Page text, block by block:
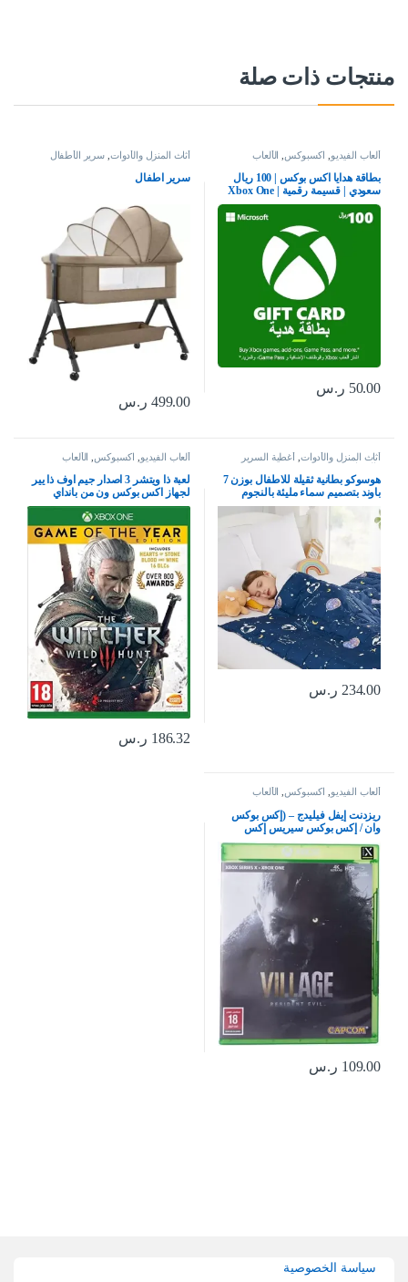
منتجات ذات صلة
ألعاب الفيديو اكسبوكس الألعاب
بطاقة هدايا اكس بوكس | 100 ريال
سعودي | قسيمة رقمية | Xbox One
سلسلة S | X وويندوز | (كود التحميل)
– حساب المملكة العربية السعودية
50.00 ر.س
أثاث المنزل والأدوات سرير الأطفال
سرير اطفال
499.00 ر.س
أثاث المنزل والأدوات أغطية السرير
والوسائد
هوسوكو بطانية ثقيلة للاطفال بوزن 7
باوند بتصميم سماء مليئة بالنجوم
باللون الكحلي، بطانية ثقيلة للاطفال
الصغار، بطانية ثقيلة للاطفال الصغار
(41 × 60 انش، 7 باوند)
234.00 ر.س
ألعاب الفيديو اكسبوكس الألعاب
لعبة ذا ويتشر 3 اصدار جيم اوف ذا يير
لجهاز اكس بوكس ون من بانداي
186.32 ر.س
ألعاب الفيديو, اكسبوكس, الألعاب
ريزدنت إيفل فيليدج – (إكس بوكس
وان / إكس بوكس سيريس إكس
بوكس إكس بوكس إكس | إس إس
109.00 ر.س
سياسة الخصوصية